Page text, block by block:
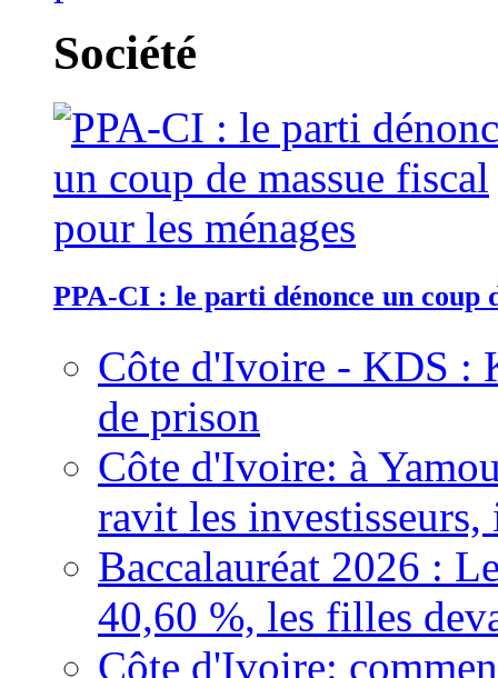
Société
PPA-CI : le parti dénonce un coup
Côte d'Ivoire - KDS :
de prison
Côte d'Ivoire: à
ravit les
Baccalauréat 2026 :
40,60 %, les filles
Côte d'Ivoire: